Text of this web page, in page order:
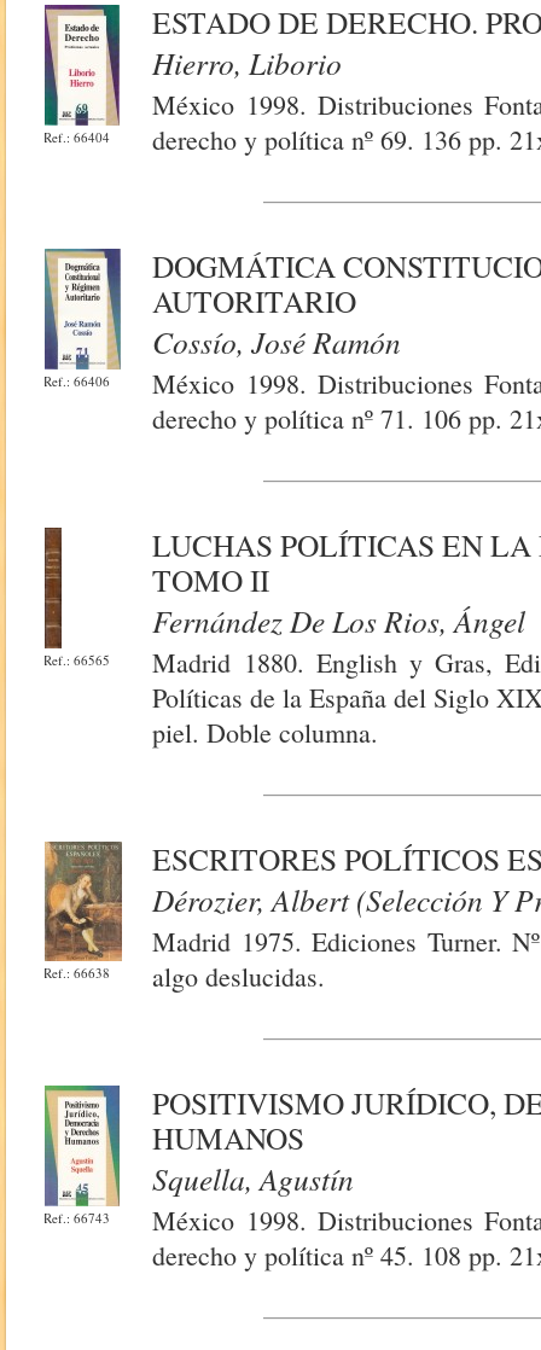
Ref.: 66404
ESTADO DE DERECHO.
Hierro, Liborio
México 1998. Distribuciones
derecho y política nº 69. 136 pp.
Ref.: 66406
DOGMÁTICA
AUTORITARIO
Cossío, José Ramón
México 1998. Distribuciones
derecho y política nº 71. 106 pp.
Ref.: 66565
LUCHAS POLÍTICAS EN
TOMO II
Fernández De Los Rios, Ángel
Madrid 1880. English y Gras,
Políticas de la España del Siglo
piel. Doble columna.
Ref.: 66638
ESCRITORES POLÍTICOS
Dérozier, Albert (Selección Y
Madrid 1975. Ediciones Turner.
algo deslucidas.
Ref.: 66743
POSITIVISMO JURÍDICO,
HUMANOS
Squella, Agustín
México 1998. Distribuciones
derecho y política nº 45. 108 pp.